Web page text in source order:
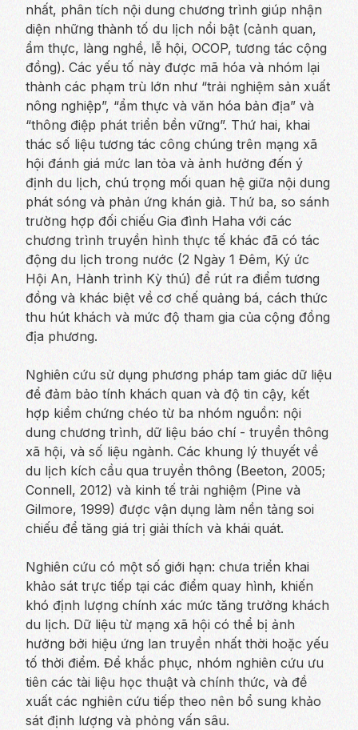
nhất, phân tích nội dung chương trình giúp nhận
diện những thành tố du lịch nổi bật (cảnh quan,
ẩm thực, làng nghề, lễ hội, OCOP, tương tác cộng
đồng). Các yếu tố này được mã hóa và nhóm lại
thành các phạm trù lớn như “trải nghiệm sản xuất
nông nghiệp”, “ẩm thực và văn hóa bản địa” và
“thông điệp phát triển bền vững”. Thứ hai, khai
thác số liệu tương tác công chúng trên mạng xã
hội đánh giá mức lan tỏa và ảnh hưởng đến ý
định du lịch, chú trọng mối quan hệ giữa nội dung
phát sóng và phản ứng khán giả. Thứ ba, so sánh
trường hợp đối chiếu Gia đình Haha với các
chương trình truyền hình thực tế khác đã có tác
động du lịch trong nước (2 Ngày 1 Đêm, Ký ức
Hội An, Hành trình Kỳ thú) để rút ra điểm tương
đồng và khác biệt về cơ chế quảng bá, cách thức
thu hút khách và mức độ tham gia của cộng đồng
địa phương.
Nghiên cứu sử dụng phương pháp tam giác dữ liệu
để đảm bảo tính khách quan và độ tin cậy, kết
hợp kiểm chứng chéo từ ba nhóm nguồn: nội
dung chương trình, dữ liệu báo chí - truyền thông
xã hội, và số liệu ngành. Các khung lý thuyết về
du lịch kích cầu qua truyền thông (Beeton, 2005;
Connell, 2012) và kinh tế trải nghiệm (Pine và
Gilmore, 1999) được vận dụng làm nền tảng soi
chiếu để tăng giá trị giải thích và khái quát.
Nghiên cứu có một số giới hạn: chưa triển khai
khảo sát trực tiếp tại các điểm quay hình, khiến
khó định lượng chính xác mức tăng trưởng khách
du lịch. Dữ liệu từ mạng xã hội có thể bị ảnh
hưởng bởi hiệu ứng lan truyền nhất thời hoặc yếu
tố thời điểm. Để khắc phục, nhóm nghiên cứu ưu
tiên các tài liệu học thuật và chính thức, và đề
xuất các nghiên cứu tiếp theo nên bổ sung khảo
sát định lượng và phỏng vấn sâu.